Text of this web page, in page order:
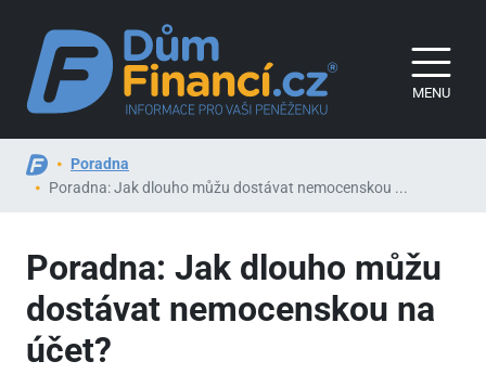
MENU
Poradna
Poradna: Jak dlouho můžu dostávat nemocenskou ...
Poradna: Jak dlouho můžu
dostávat nemocenskou na
účet?